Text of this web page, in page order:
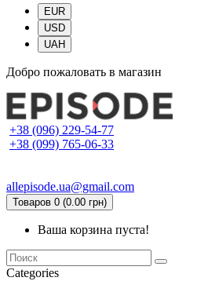
EUR
USD
UAH
Добро пожаловать в магазин
+38 (096) 229-54-77
+38 (099) 765-06-33
allepisode.ua@gmail.com
Товаров 0 (0.00 грн)
Ваша корзина пуста!
Categories